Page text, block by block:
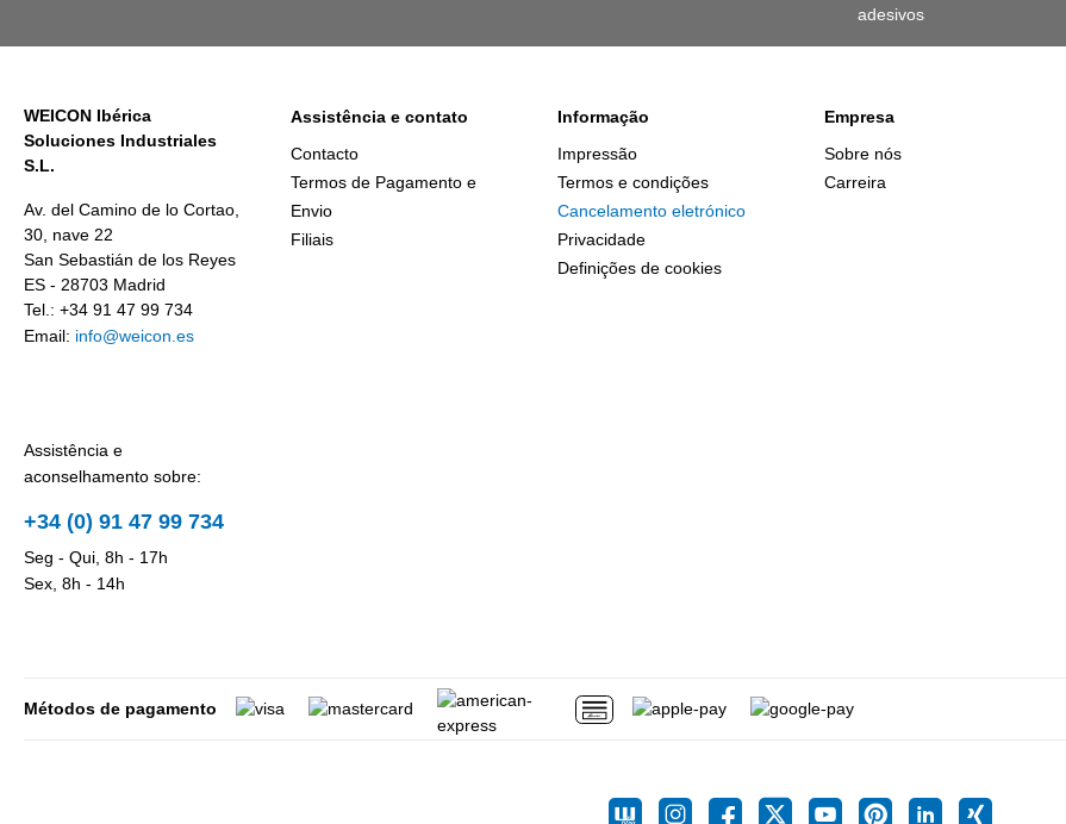
adesivos
WEICON Ibérica
Soluciones Industriales
S.L.
Av. del Camino de lo Cortao,
30, nave 22
San Sebastián de los Reyes
ES - 28703 Madrid
Tel.: +34 91 47 99 734
Email: info@weicon.es
Assistência e
aconselhamento sobre:
+34 (0) 91 47 99 734
Seg - Qui, 8h - 17h
Sex, 8h - 14h
Assistência e contato
Contacto
Termos de Pagamento e
Envio
Filiais
Informação
Impressão
Termos e condições
Cancelamento eletrónico
Privacidade
Definições de cookies
Empresa
Sobre nós
Carreira
Métodos de pagamento